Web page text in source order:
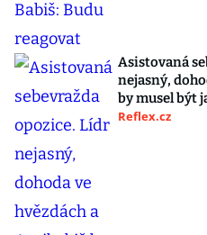
Asistovaná
nejasný,
by musel být
Reflex.cz